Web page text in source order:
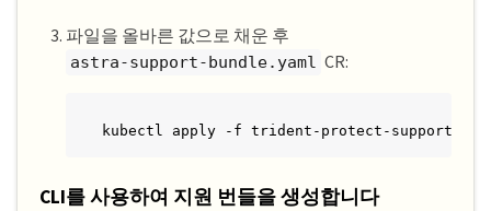
파일을 올바른 값으로 채운 후
astra-support-bundle.yaml CR:
kubectl apply -f trident-protect-support-
CLI를 사용하여 지원 번들을 생성합니다